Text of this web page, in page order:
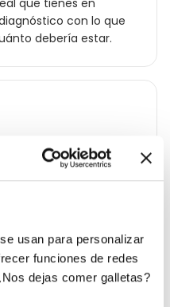
usan para personalizar
funciones de redes
dejas comer galletas?
que tienes en
con lo que
debería estar.
por barrio
para Murcia:
frente a los otros
de la ciudad.